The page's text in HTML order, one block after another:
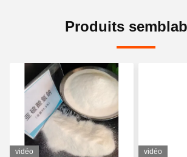
Produits
vidéo vidéo